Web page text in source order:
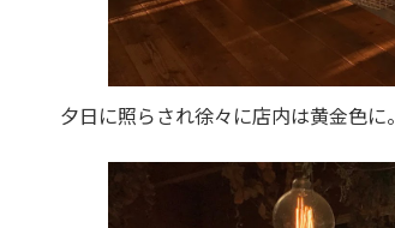
夕日に照らされ徐々に店内は黄金色に。